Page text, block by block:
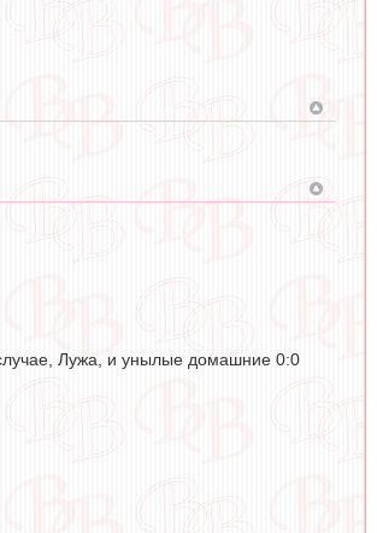
Лужа, и унылые домашние 0:0